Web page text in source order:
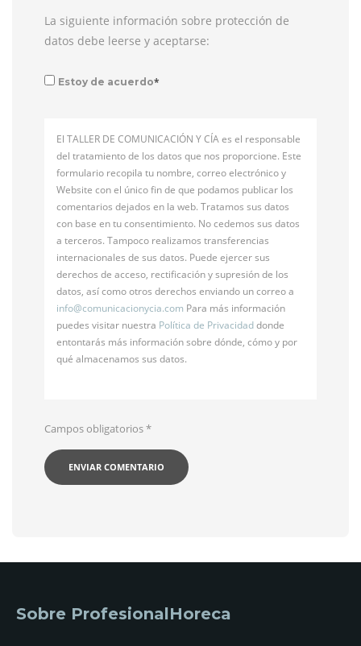
La siguiente información sobre protección de
datos debe leerse y aceptarse:
Estoy de acuerdo*
El TALLER DE COMUNICACIÓN Y CÍA es el responsable
del tratamiento de los datos que nos proporcione. Este
formulario recopila tu nombre, correo electrónico y
Website con el único fin de que podamos publicar los
comentarios dejados en la web. Tratamos sus datos
con base en tu consentimiento. No cedemos sus datos
a terceros. Tampoco realizamos transferencias
internacionales de sus datos. Puede ejercer sus
derechos de acceso, rectificación y supresión de los
datos, así como otros derechos enviando un correo a
info@comunicacionycia.com Para más información
puedes visitar nuestra Política de Privacidaddonde
entontarás más información sobre dónde, cómo y por
qué almacenamos sus datos.
Campos obligatorios*
Sobre ProfesionalHoreca